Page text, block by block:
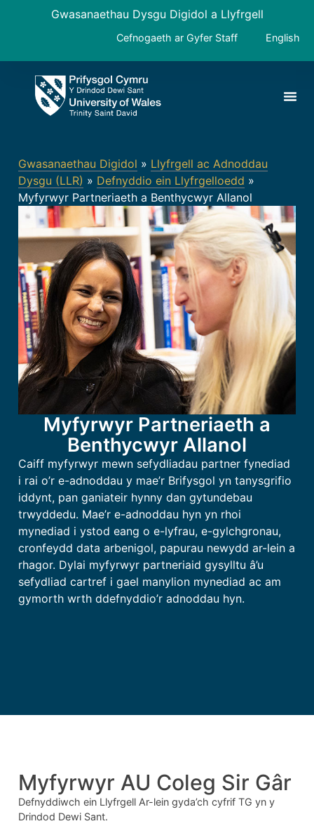
Gwasanaethau Dysgu Digidol a Llyfrgell
Cefnogaeth ar Gyfer Staff English
Gwasanaethau Digidol » Llyfrgell ac Adnoddau
Dysgu (LLR) » Defnyddio ein Llyfrgelloedd »
Myfyrwyr Partneriaeth a Benthycwyr Allanol
Myfyrwyr Partneriaeth a
Benthycwyr Allanol
Caiff myfyrwyr mewn sefydliadau partner fynediad
i rai o’r e-adnoddau y mae’r Brifysgol yn tanysgrifio
iddynt, pan ganiateir hynny dan gytundebau
trwyddedu. Mae’r e-adnoddau hyn yn rhoi
mynediad i ystod eang o e-lyfrau, e-gylchgronau,
cronfeydd data arbenigol, papurau newydd ar-lein a
rhagor. Dylai myfyrwyr partneriaid gysylltu â’u
sefydliad cartref i gael manylion mynediad ac am
gymorth wrth ddefnyddio’r adnoddau hyn.
Myfyrwyr AU Coleg Sir Gâr
Defnyddiwch ein Llyfrgell Ar-lein gyda’ch cyfrif TG yn y
Drindod Dewi Sant.